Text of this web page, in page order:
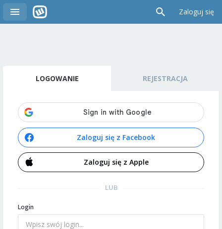
Zaloguj się
LOGOWANIE REJESTRACJA
Zaloguj się z Facebook
Zaloguj się z Apple
LUB
Login